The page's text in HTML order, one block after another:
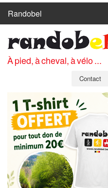
Randobel
CIRCUITS
CLUBS
MEMBRES
SE CONNECTER
INSCRIPTION GRATUITE
MOT DE PASSE OUBLIÉ
À pied, à cheval, à vélo ...
Contact